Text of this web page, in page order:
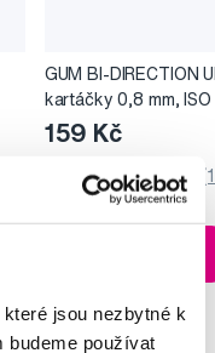
jsou nezbytné k
budeme používat
GUM BI-DIRECTION
kartáčky 0,8 mm,
159 Kč
5,0/5